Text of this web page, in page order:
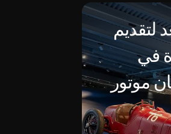
لتقديم
في
موتور